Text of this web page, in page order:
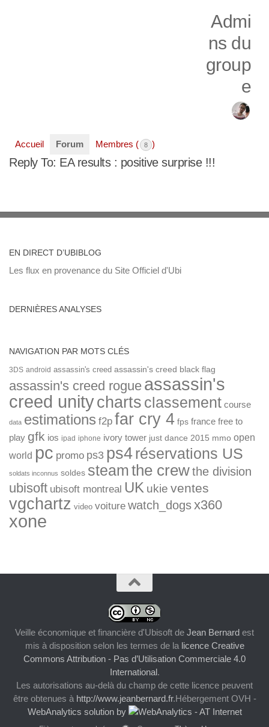
Admi
ns du
group
e
Accueil Forum Membres ( 8 )
Reply To: EA results : positive surprise !!!
EN DIRECT D’UBIBLOG
Les flux en provenance du Site Officiel d'Ubi
DERNIÈRES ANALYSES
NAVIGATION PAR MOTS CLÉS
3DS android assassin's creed assassin's creed black flag
assassin's creed rogue assassin's
creed unitycharts classement course
data estimations f2p far cry 4 fps france free to
play gfk ios ipad iphone ivory tower just dance 2015 mmo open
world pc promo ps3 ps4réservations US
soldats inconnus soldes steamthe crewthe division
ubisoft ubisoft montreal UK ukie ventes
vgchartz video voiture watch_dogsx360
xone
Veille économique et financière d'Ubisoft de Jean Bernard est
mis à disposition selon les termes de la licence Creative
Commons Attribution - Pas d’Utilisation Commerciale 4.0
International.
Les autorisations au-delà du champ de cette licence peuvent
être obtenues à http://www.jeanbernard.fr.Hébergement OVH -
WebAnalytics solution by